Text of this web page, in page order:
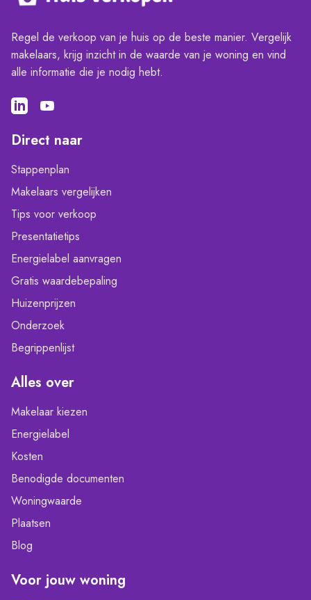
Regel de verkoop van je huis op de beste manier. Vergelijk
makelaars, krijg inzicht in de waarde van je woning en vind
alle informatie die je nodig hebt.
Direct naar
Stappenplan
Makelaars vergelijken
Tips voor verkoop
Presentatietips
Energielabel aanvragen
Gratis waardebepaling
Huizenprijzen
Onderzoek
Begrippenlijst
Alles over
Makelaar kiezen
Energielabel
Kosten
Benodigde documenten
Woningwaarde
Plaatsen
Blog
Voor jouw woning